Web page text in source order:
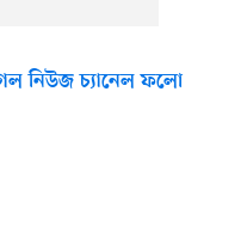
নিউজ চ্যানেল ফলো